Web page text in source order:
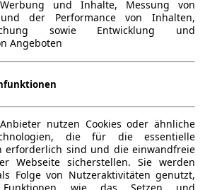
Werbung und Inhalte, Messung von
der Performance von Inhalten,
sowie Entwicklung und
Angeboten
nutzen Cookies oder ähnliche
die für die essentielle
erforderlich sind und die einwandfreie
Webseite sicherstellen. Sie werden
Folge von Nutzeraktivitäten genutzt,